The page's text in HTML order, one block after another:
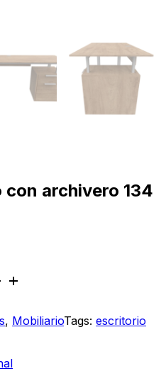
archivero 134
, MobiliarioTags: escritorio